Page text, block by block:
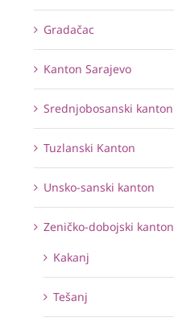
Gradačac
Kanton Sarajevo
Srednjobosanski kanton
Tuzlanski Kanton
Unsko-sanski kanton
Zeničko-dobojski kanton
Kakanj
Tešanj